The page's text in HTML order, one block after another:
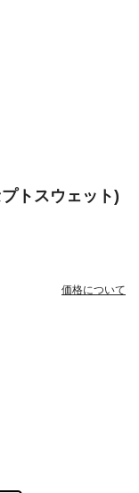
トスウェット)
価格について